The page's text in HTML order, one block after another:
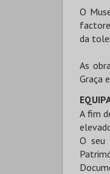
O
da
As
Graça
A fim
O seu